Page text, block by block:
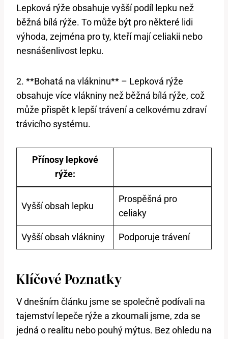
Lepková rýže obsahuje vyšší podíl lepku než
běžná bílá rýže. To může být pro některé lidi
výhoda, zejména pro ty, kteří mají celiakii nebo
nesnášenlivost lepku.
2. **Bohatá na vlákninu** – Lepková rýže
obsahuje více vlákniny než běžná bílá rýže, což
může přispět k lepší trávení a celkovému zdraví
trávicího systému.
Přínosy lepkové
rýže:
Vyšší obsah lepku
Prospěšná pro
celiaky
Vyšší obsah vlákniny Podporuje trávení
Klíčové Poznatky
V dnešním článku jsme se společně podívali na
tajemství lepeče rýže a zkoumali jsme, zda se
jedná o realitu nebo pouhý mýtus. Bez ohledu na